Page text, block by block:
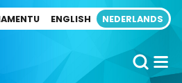
ENGLISH NEDERLANDS